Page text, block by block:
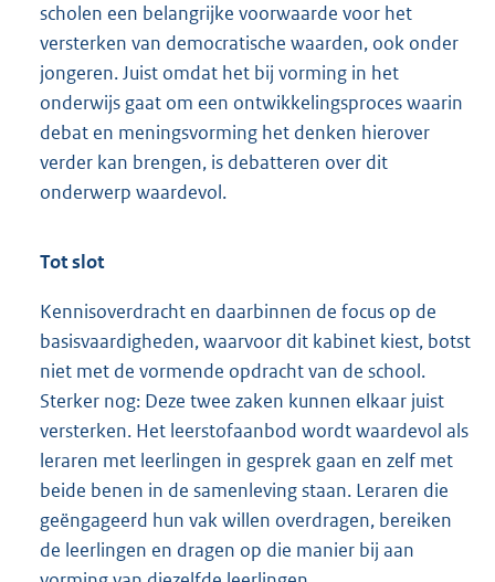
scholen een belangrijke voorwaarde voor het
versterken van democratische waarden, ook onder
jongeren. Juist omdat het bij vorming in het
onderwijs gaat om een ontwikkelingsproces waarin
debat en meningsvorming het denken hierover
verder kan brengen, is debatteren over dit
onderwerp waardevol.
Tot slot
Kennisoverdracht en daarbinnen de focus op de
basisvaardigheden, waarvoor dit kabinet kiest, botst
niet met de vormende opdracht van de school.
Sterker nog: Deze twee zaken kunnen elkaar juist
versterken. Het leerstofaanbod wordt waardevol als
leraren met leerlingen in gesprek gaan en zelf met
beide benen in de samenleving staan. Leraren die
geëngageerd hun vak willen overdragen, bereiken
de leerlingen en dragen op die manier bij aan